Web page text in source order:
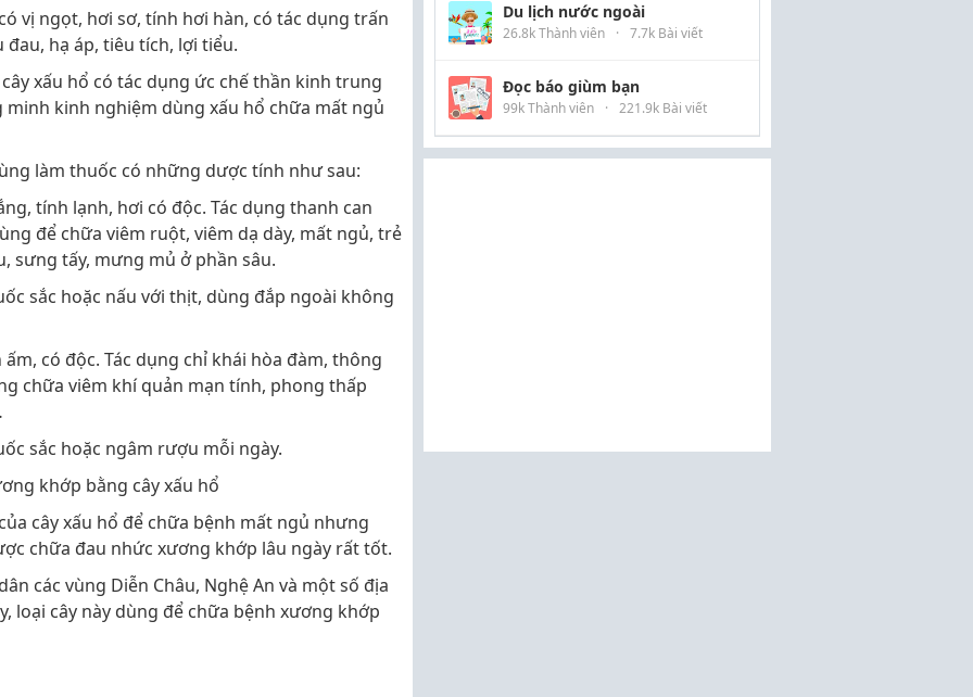
vị ngọt, hơi sơ, tính hơi hàn, có tác dụng trấn
hạ áp, tiêu tích, lợi tiểu.
xấu hổ có tác dụng ức chế thần kinh trung
kinh nghiệm dùng xấu hổ chữa mất ngủ
làm thuốc có những dược tính như sau:
tính lạnh, hơi có độc. Tác dụng thanh can
để chữa viêm ruột, viêm dạ dày, mất ngủ, trẻ
sưng tấy, mưng mủ ở phần sâu.
sắc hoặc nấu với thịt, dùng đắp ngoài không
ấm, có độc. Tác dụng chỉ khái hòa đàm, thông
chữa viêm khí quản mạn tính, phong thấp
sắc hoặc ngâm rượu mỗi ngày.
khớp bằng cây xấu hổ
cây xấu hổ để chữa bệnh mất ngủ nhưng
chữa đau nhức xương khớp lâu ngày rất tốt.
các vùng Diễn Châu, Nghệ An và một số địa
loại cây này dùng để chữa bệnh xương khớp
Du lịch nước ngoài
26.8k Thành viên · 7.7k Bài viết
Đọc báo giùm bạn
99k Thành viên · 221.9k Bài viết